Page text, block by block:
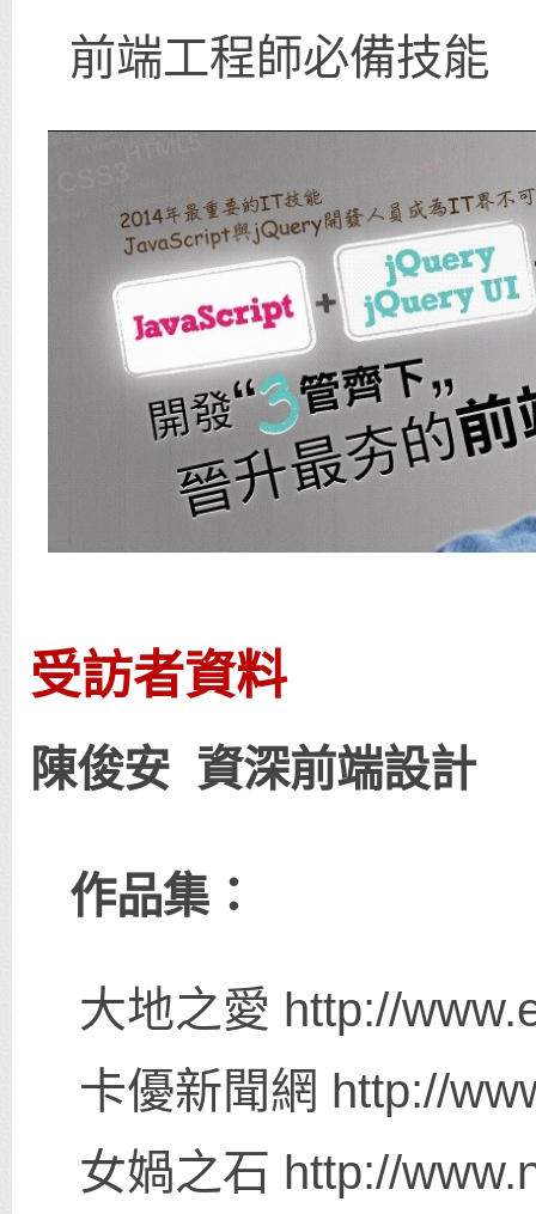
前端工程師必備技能
受訪者資料
陳俊安 資深前端設計
作品集：
大地之愛 http://
卡優新聞網 http://
女媧之石 http://